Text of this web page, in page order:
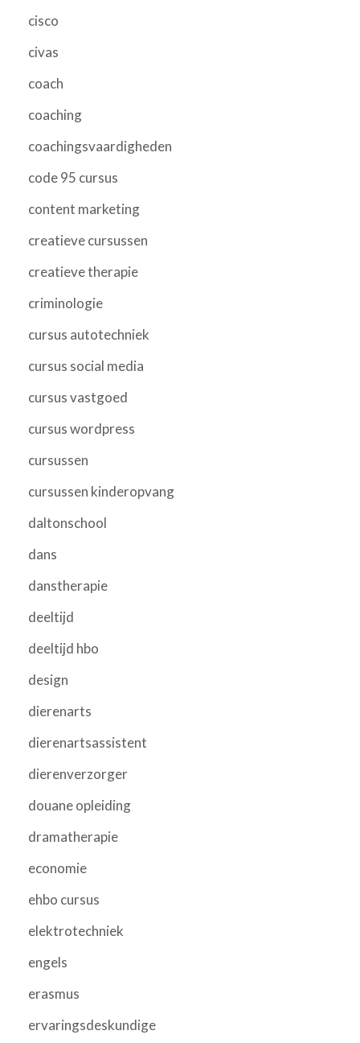
cisco
civas
coach
coaching
coachingsvaardigheden
code 95 cursus
content marketing
creatieve cursussen
creatieve therapie
criminologie
cursus autotechniek
cursus social media
cursus vastgoed
cursus wordpress
cursussen
cursussen kinderopvang
daltonschool
dans
danstherapie
deeltijd
deeltijd hbo
design
dierenarts
dierenartsassistent
dierenverzorger
douane opleiding
dramatherapie
economie
ehbo cursus
elektrotechniek
engels
erasmus
ervaringsdeskundige